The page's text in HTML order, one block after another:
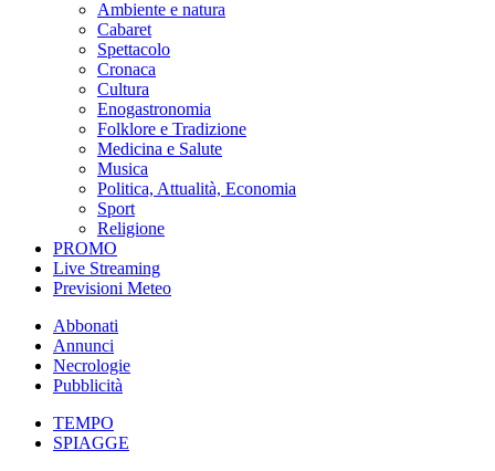
Ambiente e natura
Cabaret
Spettacolo
Cronaca
Cultura
Enogastronomia
Folklore e Tradizione
Medicina e Salute
Musica
Politica, Attualità, Economia
Sport
Religione
PROMO
Live Streaming
Previsioni Meteo
Abbonati
Annunci
Necrologie
Pubblicità
TEMPO
SPIAGGE